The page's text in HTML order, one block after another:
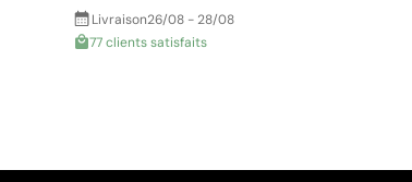
Livraison26/08 - 28/08
77 clients satisfaits